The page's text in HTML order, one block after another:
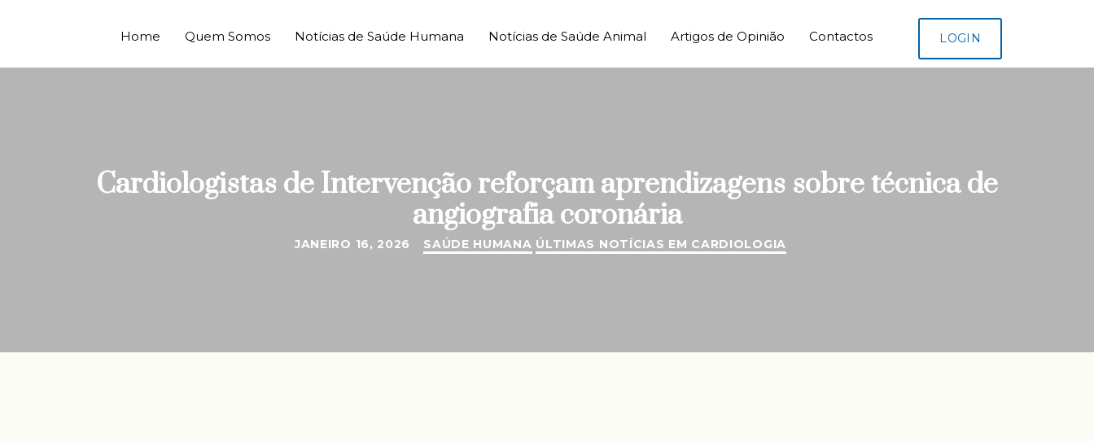
Home Quem Somos Notícias de Saúde Humana Notícias de Saúde Animal Artigos de Opinião Contactos LOGIN
Cardiologistas de Intervenção reforçam aprendizagens sobre técnica de
angiografia coronária
JANEIRO 16, 2026 SAÚDE HUMANA ÚLTIMAS NOTÍCIAS EM CARDIOLOGIA